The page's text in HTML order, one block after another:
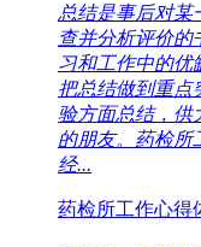
总结是事后对某
查并分析评价的
习和工作中的优
把总结做到重点
验方面总结，供
的朋友。药检所
经...
药检所工作心得